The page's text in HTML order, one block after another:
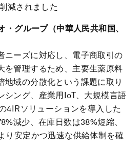
減されました
・グループ（中華人民共和国、
ニーズに対応し、電子商取引の
を管理するため、主要生薬原料
地域の分散化という課題に取り
シング、産業用IoT、大規模言語
4IRソリューションを導入した
減少、在庫日数は38%短縮、
り安定かつ迅速な供給体制を確